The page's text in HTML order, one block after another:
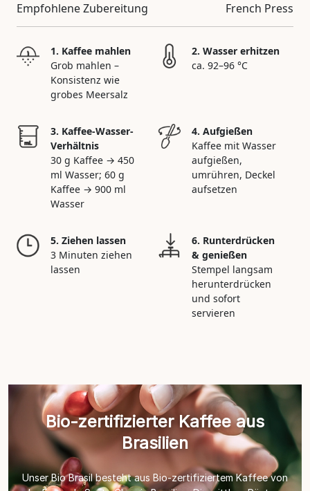
Empfohlene Zubereitung French Press
1. Kaffee mahlen
Grob mahlen –
Konsistenz wie
grobes Meersalz
2. Wasser erhitzen
ca. 92–96 °C
3. Kaffee-Wasser-
Verhältnis
30 g Kaffee → 450
ml Wasser; 60 g
Kaffee → 900 ml
Wasser
4. Aufgießen
Kaffee mit Wasser
aufgießen,
umrühren, Deckel
aufsetzen
5. Ziehen lassen
3 Minuten ziehen
lassen
6. Runterdrücken
& genießen
Stempel langsam
herunterdrücken
und sofort
servieren
Bio-zertifizierter Kaffee aus
Brasilien
Unser Bio Brasil besteht aus Bio-zertifiziertem Kaffee von